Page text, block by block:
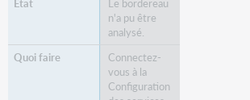
n'a pu être
analysé.
Connectez-
vous à la
Configuration